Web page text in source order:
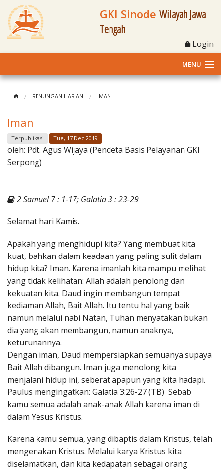
GKI Sinode Wilayah Jawa
Tengah
Login
MENU
Klasis dan Jemaat
Berita Kegiatan
Materi
RENUNGAN HARIAN IMAN
Iman
Terpublikasi Tue, 17 Dec 2019
oleh: Pdt. Agus Wijaya (Pendeta Basis Pelayanan GKI
Serpong)
2 Samuel 7 : 1-17; Galatia 3 : 23-29
Selamat hari Kamis.
Apakah yang menghidupi kita? Yang membuat kita
kuat, bahkan dalam keadaan yang paling sulit dalam
hidup kita? Iman. Karena imanlah kita mampu melihat
yang tidak kelihatan: Allah adalah penolong dan
kekuatan kita. Daud ingin membangun tempat
kediaman Allah, Bait Allah. Itu tentu hal yang baik
namun melalui nabi Natan, Tuhan menyatakan bukan
dia yang akan membangun, namun anaknya,
keturunannya.
Dengan iman, Daud mempersiapkan semuanya supaya
Bait Allah dibangun. Iman juga menolong kita
menjalani hidup ini, seberat apapun yang kita hadapi.
Paulus mengingatkan: Galatia 3:26-27 (TB) Sebab
kamu semua adalah anak-anak Allah karena iman di
dalam Yesus Kristus.
Karena kamu semua, yang dibaptis dalam Kristus, telah
mengenakan Kristus. Melalui karya Kristus kita
diselamatkan, dan kita kedapatan sebagai orang